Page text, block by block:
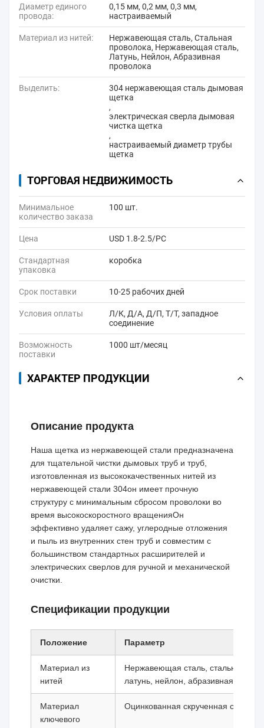
Диаметр единого
провода:
0,15 мм, 0,2 мм, 0,3 мм,
настраиваемый
Материал из нитей:
Нержавеющая сталь, Стальная
проволока, Нержавеющая сталь,
Латунь, Нейлон, Абразивная
проволока
Выделить:
304 нержавеющая сталь дымовая
щетка
,
электрическая сверла дымовая
чистка щетка
,
настраиваемый диаметр трубы
щетка
ТОРГОВАЯ НЕДВИЖИМОСТЬ
Минимальное
количество заказа
100 шт.
Цена USD 1.8-2.5/PC
Стандартная
упаковка
коробка
Срок поставки 10-25 рабочих дней
Условия оплаты
Л/К, Д/А, Д/П, Т/Т, западное
соединение
Возможность
поставки
1000 шт/месяц
ХАРАКТЕР ПРОДУКЦИИ
Описание продукта
Наша щетка из нержавеющей стали предназначена
для тщательной чистки дымовых труб и труб,
изготовленная из высококачественных нитей из
нержавеющей стали 304он имеет прочную
структуру с минимальным сбросом проволоки во
время высокоскоростного вращенияОн
эффективно удаляет сажу, углеродные отложения
и пыль из внутренних стен труб и совместим с
большинством стандартных расширителей и
электрических сверлов для ручной и механической
очистки.
Спецификации продукции
Положение Параметр
Материал из
нитей
Нержавеющая сталь, стальная
латунь, нейлон, абразивная
Материал
ключевого
Оцинкованная скрученная сталь